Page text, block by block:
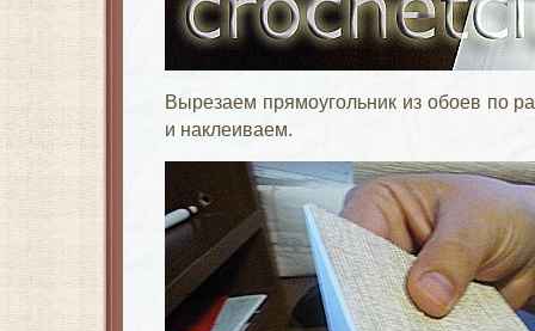
Вырезаем прямоугольник из обоев по
и наклеиваем.